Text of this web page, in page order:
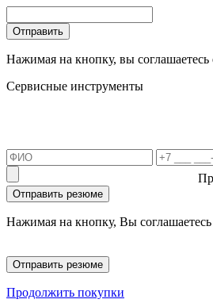
Отправить
Нажимая на кнопку, вы соглашаетесь
Сервисные инструменты
Отправить резюме
Нажимая на кнопку, Вы
Отправить резюме
Продолжить покупки